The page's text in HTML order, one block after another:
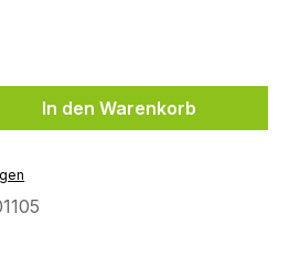
Gib den
In den Warenkorb